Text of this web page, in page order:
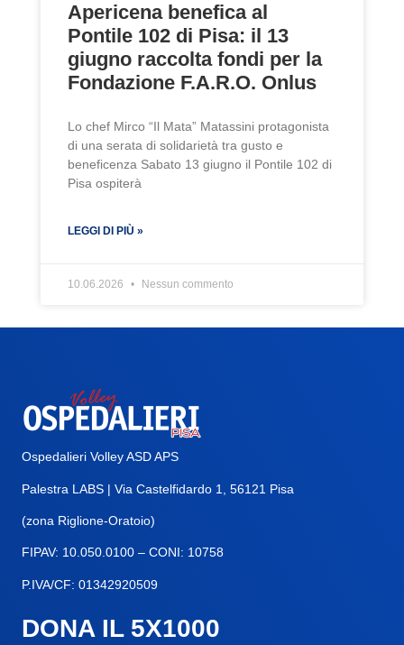
Apericena benefica al
Pontile 102 di Pisa: il 13
giugno raccolta fondi per la
Fondazione F.A.R.O. Onlus
Lo chef Mirco “Il Mata” Matassini protagonista
di una serata di solidarietà tra gusto e
beneficenza Sabato 13 giugno il Pontile 102 di
Pisa ospiterà
LEGGI DI PIÙ »
10.06.2026 Nessun commento
Ospedalieri Volley ASD APS
Palestra LABS | Via Castelfidardo 1, 56121 Pisa
(zona Riglione-Oratoio)
FIPAV: 10.050.0100 – CONI: 10758
P.IVA/CF: 01342920509
DONA IL 5X1000